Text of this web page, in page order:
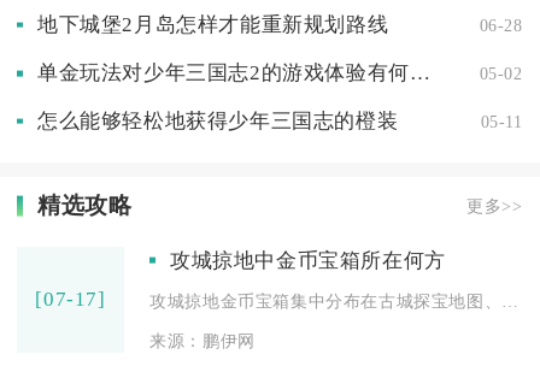
地下城堡2月岛怎样才能重新规划路线 06-28
单金玩法对少年三国志2的游戏体验有何影响 05-02
怎么能够轻松地获得少年三国志的橙装 05-11
精选攻略 更多>>
[07-17]
攻城掠地中金币宝箱所在何方
攻城掠地金币宝箱集中分布在古城探宝地图、限时特色活动、世界功...
来源：鹏伊网